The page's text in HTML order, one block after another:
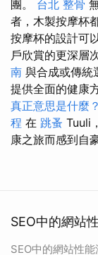
團。 台北 整骨
者，木製按摩杯
按摩杯的設計可
戶欣賞的更深層
南 與合成或傳統
提供全面的健康
真正意思是什麼？
程 在 跳蚤 Tuuli
康之旅而感到自豪
SEO中的網站
SEO中的網站性